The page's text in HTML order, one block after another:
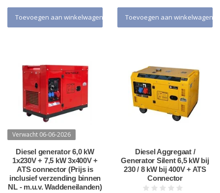
Toevoegen aan winkelwagen Toevoegen aan winkelwagen
Verwacht 06-06-2026
Diesel generator 6,0 kW
1x230V + 7,5 kW 3x400V +
ATS connector (Prijs is
inclusief verzending binnen
NL - m.u.v. Waddeneilanden)
Diesel Aggregaat /
Generator Silent 6,5 kW bij
230 / 8 kW bij 400V + ATS
Connector